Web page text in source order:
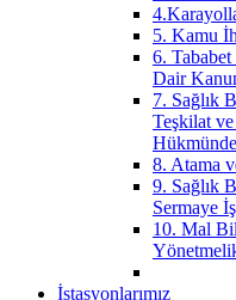
5. Kamu
6. Tababet
Dair
7. Sağlık
Teşkilat
8. Atama
9. Sağlık
Sermaye
10. Mal
İstasyonlarımız